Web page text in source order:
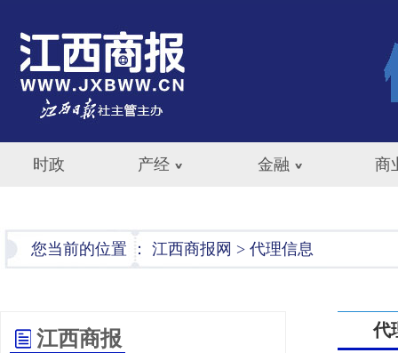
时政 产经 金融 商
您当前的位置 ： 江西商报网 > 代理信息
代
江西商报